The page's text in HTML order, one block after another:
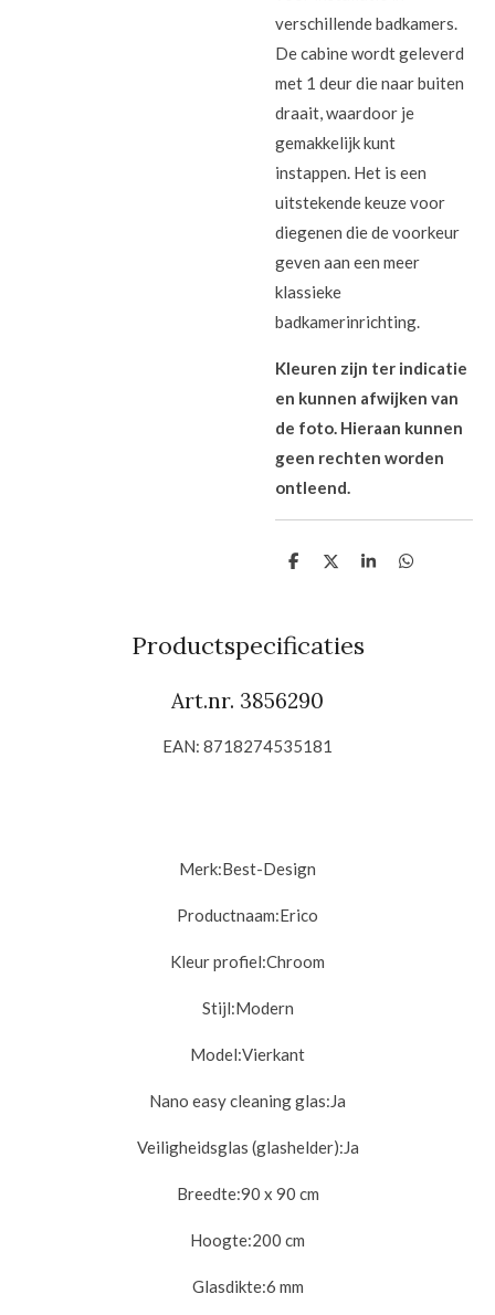
verschillende badkamers.
De cabine wordt geleverd
met 1 deur die naar buiten
draait, waardoor je
gemakkelijk kunt
instappen. Het is een
uitstekende keuze voor
diegenen die de voorkeur
geven aan een meer
klassieke
badkamerinrichting.
Kleuren zijn ter indicatie
en kunnen afwijken van
de foto. Hieraan kunnen
geen rechten worden
ontleend.
D
n
D
S
D
Productspecificaties
Art.nr. 3856290
EAN: 8718274535181
Merk:Best-Design
Productnaam:Erico
Kleur profiel:Chroom
Stijl:Modern
Model:Vierkant
Nano easy cleaning glas:Ja
Veiligheidsglas (glashelder):Ja
Breedte:90 x 90 cm
Hoogte:200 cm
Glasdikte:6 mm